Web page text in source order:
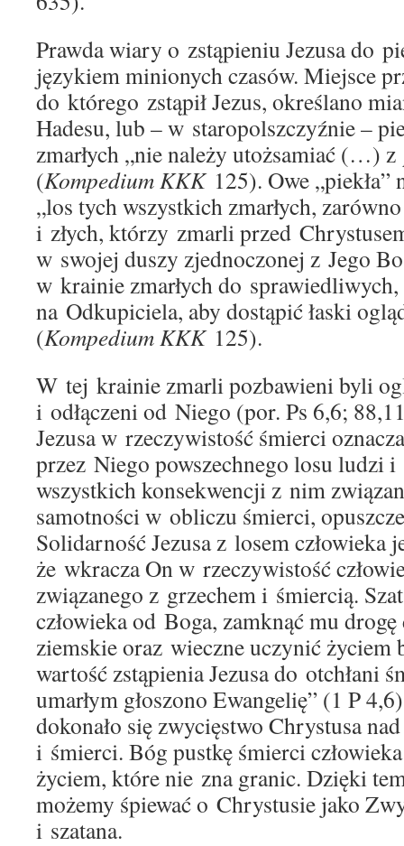
Prawda wiary o zstąpieniu Jezusa do
językiem minionych czasów. Miejsce
do którego zstąpił Jezus, określano
Hadesu, lub – w staropolszczyźnie –
zmarłych „nie należy utożsamiać (…) z
(Kompedium KKK125). Owe „piekła”
„los tych wszystkich zmarłych,
i złych, którzy zmarli przed
w swojej duszy zjednoczonej z Jego
w krainie zmarłych do
na Odkupiciela, aby dostąpić łaski
(Kompedium KKK125).
W tej krainie zmarli pozbawieni byli
i odłączeni od Niego (por. Ps 6,6;
Jezusa w rzeczywistość śmierci
przez Niego powszechnego losu ludzi
wszystkich konsekwencji z nim
samotności w obliczu śmierci,
Solidarność Jezusa z losem człowieka
że wkracza On w rzeczywistość
związanego z grzechem i śmiercią.
człowieka od Boga, zamknąć mu
ziemskie oraz wieczne uczynić życiem
wartość zstąpienia Jezusa do otchłani
umarłym głoszono Ewangelię” (1 P
dokonało się zwycięstwo Chrystusa
i śmierci. Bóg pustkę śmierci
życiem, które nie zna granic. Dzięki
możemy śpiewać o Chrystusie jako
i szatana.